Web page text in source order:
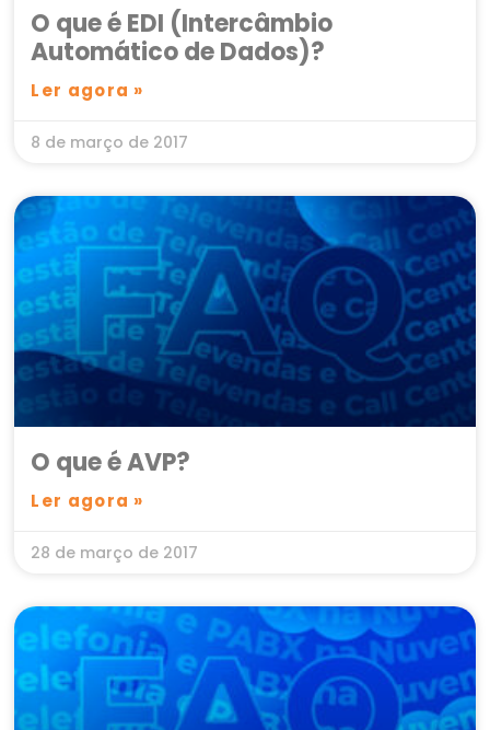
O que é EDI (Intercâmbio
Automático de Dados)?
Ler agora »
8 de março de 2017
O que é AVP?
Ler agora »
28 de março de 2017